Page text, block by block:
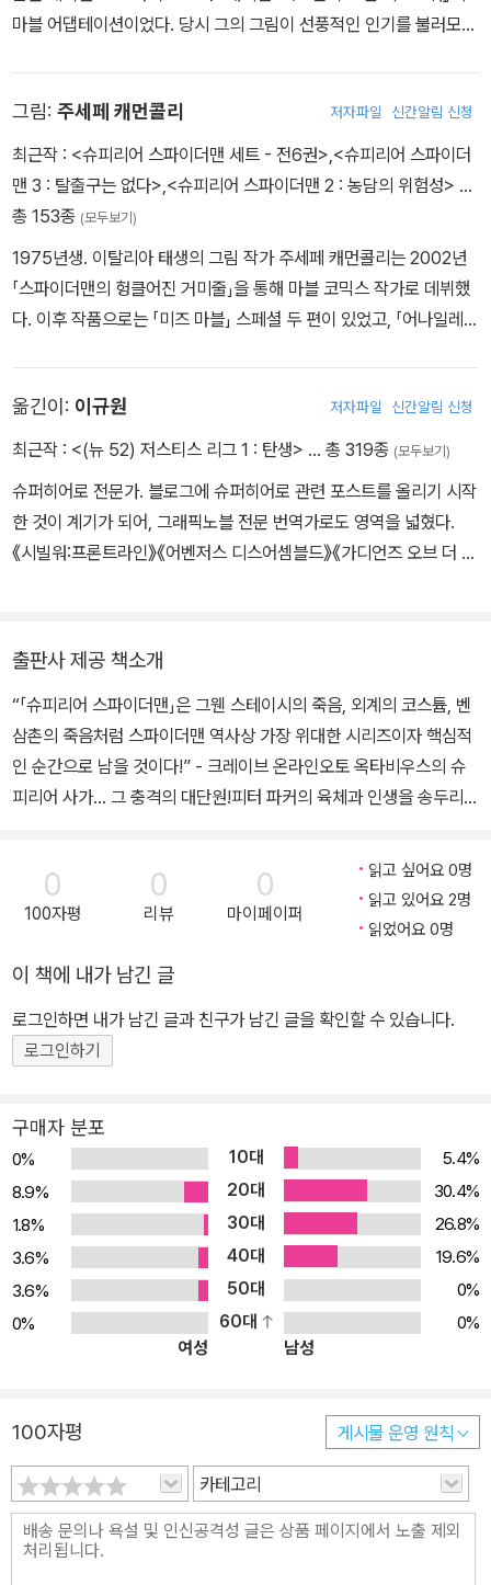
<엑스트라오디너리 엑스맨>, <챔피언스>, <스트레인지 아카데미>
마블 어댑테이션이었다. 당시 그의 그림이 선풍적인 인기를 불러모으
스파이더맨 쪽에서는 스토리 작가인 크리스토퍼 요스트와 짝을 이루
어 론칭한 「스칼렛 스파이더」, 댄 슬롯과 파트너를 이루었던 충격의
화제작 「슈피리어 스파이더맨」, 제리 콘웨이와 함께 거미 청년과 그
가족을 새롭게 그렸던 「어메이징 스파이더맨: 리뉴 유어 바우」 등이
히트작 「베놈」이 있다.
그림: 주세페 캐먼콜리 저자파일 신간알림 신청
최근작 : <슈피리어 스파이더맨 세트 - 전6권> <슈피리어 스파이더
맨 3 : 탈출구는 없다> <슈피리어 스파이더맨 2 : 농담의 위험성> …
총 153종 (모두보기)
1975년생. 이탈리아 태생의 그림 작가 주세페 캐먼콜리는 2002년
「스파이더맨의 헝클어진 거미줄」을 통해 마블 코믹스 작가로 데뷔했
다. 이후 작품으로는 「미즈 마블」 스페셜 두 편이 있었고, 「어나일레이
페르너스」, 울버린의 아들 이름을 제목으로 단 「다켄: 다크 울버린」 등
도 캐먼콜리의 손을 거쳤으며, 특별히 스토리 작가 댄 슬롯과 함께
만들었다.
옮긴이: 이규원 저자파일 신간알림 신청
최근작 : <(뉴 52) 저스티스 리그 1 : 탄생> … 총 319종 (모두보기)
슈퍼히어로 전문가. 블로그에 슈퍼히어로 관련 포스트를 올리기 시작
한 것이 계기가 되어, 그래픽노블 전문 번역가로도 영역을 넓혔다.
《시빌워:프론트라인》《어벤저스 디스어셈블드》《가디언즈 오브 더 갤
출판사 제공 책소개
“「슈피리어 스파이더맨」은 그웬 스테이시의 죽음, 외계의 코스튬, 벤
삼촌의 죽음처럼 스파이더맨 역사상 가장 위대한 시리즈이자 핵심적
인 순간으로 남을 것이다!” - 크레이브 온라인오토 옥타비우스의 슈
피리어 사가… 그 충격의 대단원!피터 파커의 육체과 인생을 송두리째
다짐한 오토는 스파이더맨 2099, 블랙 캣, 블랙아웃 등과 대결하며
그 다짐을 여지없이 증명하는 듯했다. 그러나! ‘피터’의 삶을 살며 박
사 학위를 취득하고 자신만의 회사 ‘파커 인더스트리’를 설립해 나가
심비오트를 몸에 달고 돌아온 것이다! 스파이디를 누구보다 잘 아는
톰슨과 베놈은 과연 이상함을 감지할 수 있을까? 한편, 그린 고블린
이 뉴욕의 지하 세계를 장악하면서 오토는 최후의 싸움을 마주하는
데…. 슈피리어 스파이더맨은 자신의 패배를 감수하면서까지 고블린
s. 엑스맨』 이후 마블은 새로운 작가진을 투입하여 슈퍼히어로 캐릭
터들의 코스튬과 디자인부터 히어로의 정체에 이르기까지 기존이 설
정을 송두리째 바꾸는 대대적인 변혁을 추구했는데, 이것이 ‘마블 나
우!’였다. 피터 파커의 오랜 숙적 닥터 옥토퍼스가 피터와 몸을 바꾸어
스파이더맨으로 활동한다는 내용이 처음 발표되었을 당시 팬들은 피
터 파커 없는 스파이더맨은 말이 안 된다며 격렬히 반발했으나, 연재
가 진행되면서 안나 마리아 같은 새로운 캐릭터의 매력과 닥터 옥토
퍼스식 스파이더맨이 보여 주는 발상의 전환, 그리고 이야기를 풀어
다. 『슈피리어 스파이더맨 컴플릿 컬렉션』은 미국 현지는 물론 국내
에서도 독자들의 큰 사랑을 받았던 국내 출간작 『슈피리어 스파이더
맨』(전 6권)을 더욱 깔끔하게 다듬어 선보이는 하드커버 애장판으로,
BOOK 2는 기존 『슈피리어 스파이더맨』 Vol. 4-6 분량을 합본으로
모았다. 댄 슬롯, 크리스토스 게이지, 리처드 엘슨, 움베르토 라모스,
라이언 스테그먼, 주세페 캐먼콜리 외 많은 작가진이 참여한 「슈피리
0
100자평
0
리뷰
0
마이페이퍼
읽고 싶어요 0명
읽고 있어요 2명
읽었어요 0명
이 책에 내가 남긴 글
로그인하면 내가 남긴 글과 친구가 남긴 글을 확인할 수 있습니다.
로그인하기
구매자 분포
0% 10대
5.4%
8.9%
20대
30.4%
1.8%
30대
26.8%
3.6%
40대
19.6%
3.6%
50대
0%
0%
60대
0%
여성
남성
100자평 게시물 운영 원칙
카테고리